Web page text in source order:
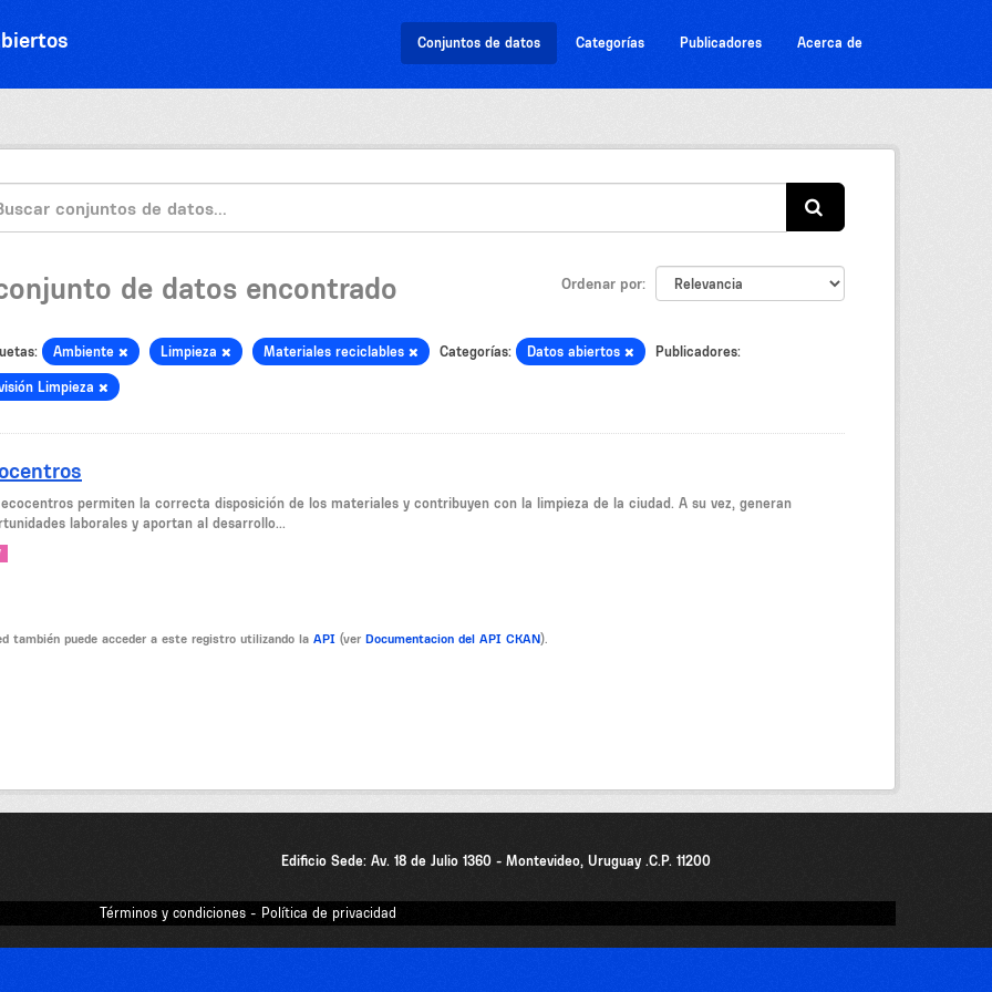
Conjuntos de datos Categorías Publicadores Acerca de
Ordenar por
de datos encontrado
Ambiente Limpieza Materiales reciclables Categorías: Datos abiertos Publicadores:
Limpieza
ecocentros permiten la correcta disposición de los materiales y contribuyen con la limpieza de la ciudad. A su vez, generan
laborales y aportan al desarrollo...
también puede acceder a este registro utilizando la API (ver Documentacion del API CKAN).
Edificio Sede: Av. 18 de Julio 1360 - Montevideo, Uruguay .C.P. 11200
Términos y condiciones - Política de privacidad